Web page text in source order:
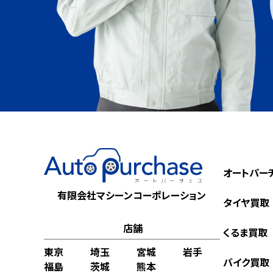
有限会社マシーンコーポレーション
店舗
東京
埼玉 宮城
岩手
福島
茨城 熊本
オートパ
タイヤ買取
くるま買取
バイク買取